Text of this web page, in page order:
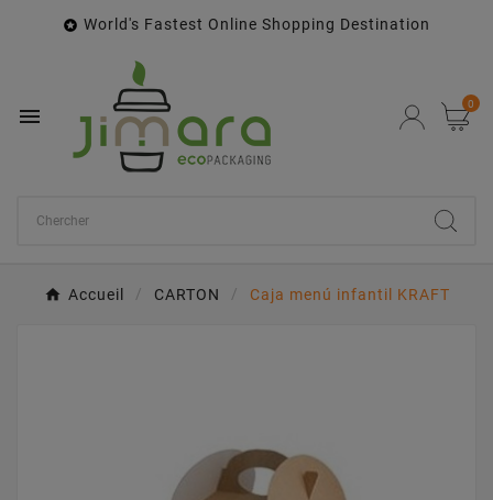
 World's Fastest Online Shopping Destination
 0
Accueil CARTON Caja menú infantil KRAFT